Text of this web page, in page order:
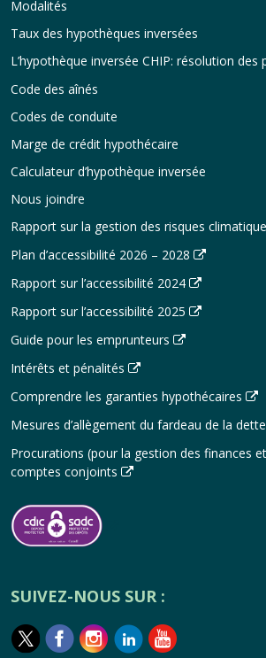
Modalités
Taux des hypothèques inversées
L’hypothèque inversée CHIP: résolution des
Code des aînés
Codes de conduite
Marge de crédit hypothécaire
Calculateur d’hypothèque inversée
Nous joindre
Rapport sur la gestion des risques
Plan d’accessibilité 2026 – 2028
Rapport sur l’accessibilité 2024
Rapport sur l’accessibilité 2025
Guide pour les emprunteurs
Intérêts et pénalités
Comprendre les garanties hypothécaires
Mesures d’allègement du fardeau de la
Procurations (pour la gestion des finances
comptes conjoints
SUIVEZ-NOUS SUR :